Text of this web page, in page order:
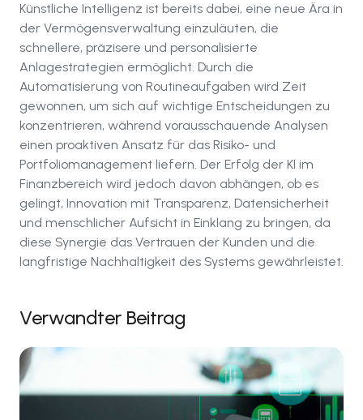
Künstliche Intelligenz ist bereits dabei, eine neue Ära in
der Vermögensverwaltung einzuläuten, die
schnellere, präzisere und personalisierte
Anlagestrategien ermöglicht. Durch die
Automatisierung von Routineaufgaben wird Zeit
gewonnen, um sich auf wichtige Entscheidungen zu
konzentrieren, während vorausschauende Analysen
einen proaktiven Ansatz für das Risiko- und
Portfoliomanagement liefern. Der Erfolg der KI im
Finanzbereich wird jedoch davon abhängen, ob es
gelingt, Innovation mit Transparenz, Datensicherheit
und menschlicher Aufsicht in Einklang zu bringen, da
diese Synergie das Vertrauen der Kunden und die
langfristige Nachhaltigkeit des Systems gewährleistet.
Verwandter Beitrag